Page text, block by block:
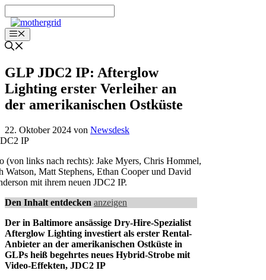
Inhalt
springenMenü
GLP JDC2 IP: Afterglow
Lighting erster Verleiher an
der amerikanischen Ostküste
22. Oktober 2024 von Newsdesk
(von links nach rechts): Jake Myers, Chris Hommel,
Watson, Matt Stephens, Ethan Cooper und David
mit ihrem neuen JDC2 IP.
Den Inhalt entdecken anzeigen
Der in Baltimore ansässige Dry-Hire-Spezialist
Afterglow Lighting investiert als erster Rental-
Anbieter an der amerikanischen Ostküste in
GLPs heiß begehrtes neues Hybrid-Strobe mit
Video-Effekten, JDC2 IP